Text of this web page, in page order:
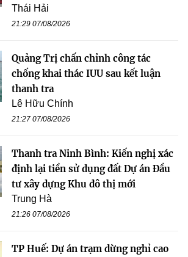
Thái Hải
21:29 07/08/2026
Quảng Trị chấn chỉnh công tác
chống khai thác IUU sau kết luận
thanh tra
Lê Hữu Chính
21:27 07/08/2026
Thanh tra Ninh Bình: Kiến nghị xác
định lại tiền sử dụng đất Dự án Đầu
tư xây dựng Khu đô thị mới
Trung Hà
21:26 07/08/2026
TP Huế: Dự án trạm dừng nghỉ cao